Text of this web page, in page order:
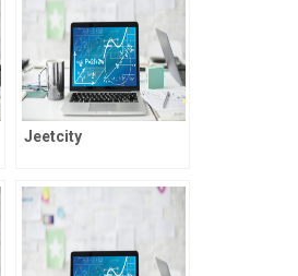
Dauerbrenner
Jeetcity